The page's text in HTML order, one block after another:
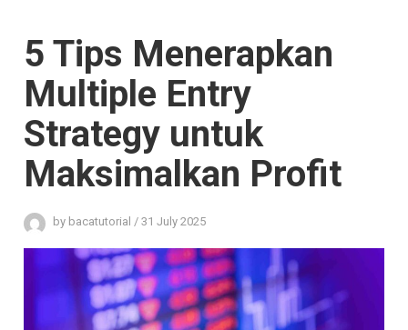
5 Tips Menerapkan
Multiple Entry
Strategy untuk
Maksimalkan Profit
by bacatutorial / 31 July 2025